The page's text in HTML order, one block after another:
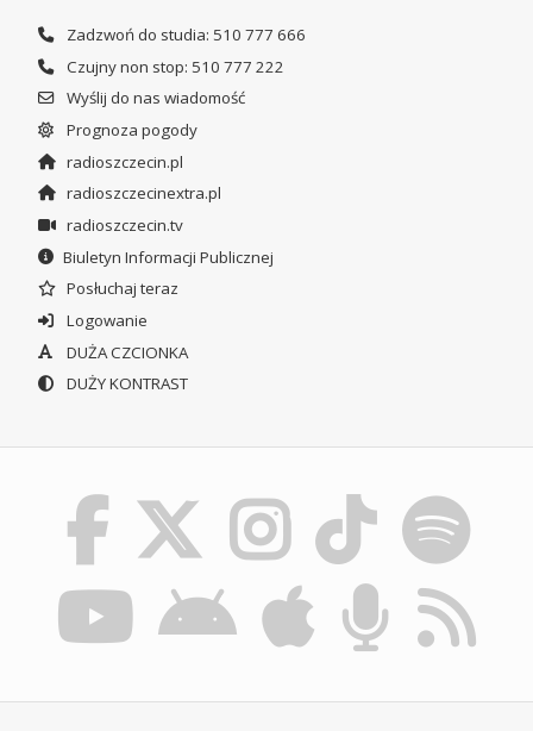
Zadzwoń do studia: 510 777 666
Czujny non stop: 510 777 222
Wyślij do nas wiadomość
Prognoza pogody
radioszczecin.pl
radioszczecinextra.pl
radioszczecin.tv
Biuletyn Informacji Publicznej
Posłuchaj teraz
Logowanie
DUŻA CZCIONKA
DUŻY KONTRAST